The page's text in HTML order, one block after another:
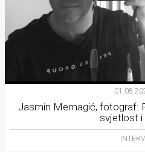
Jasmin Memagić, fotograf:
svjetlost i